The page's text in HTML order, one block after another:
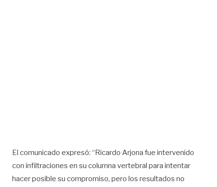
El comunicado expresó: “Ricardo Arjona fue intervenido
con infiltraciones en su columna vertebral para intentar
hacer posible su compromiso, pero los resultados no